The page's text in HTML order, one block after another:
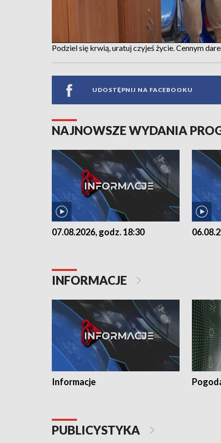
Podziel się krwią, uratuj czyjeś życie. Cennym
UDOSTĘPNIJ NA FACEBOOKU
NAJNOWSZE WYDANIA
07.08.2026, godz. 18:30
INFORMACJE
Informacje
PUBLICYSTYKA